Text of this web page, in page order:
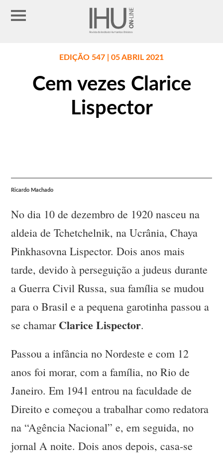
EDIÇÃO 547 | 05 ABRIL 2021
Cem vezes Clarice
Lispector
Ricardo Machado
No dia 10 de dezembro de 1920 nasceu na
aldeia de Tchetchelnik, na Ucrânia, Chaya
Pinkhasovna Lispector. Dois anos mais
tarde, devido à perseguição a judeus durante
a Guerra Civil Russa, sua família se mudou
para o Brasil e a pequena garotinha passou a
se chamar Clarice Lispector.
Passou a infância no Nordeste e com 12
anos foi morar, com a família, no Rio de
Janeiro. Em 1941 entrou na faculdade de
Direito e começou a trabalhar como redatora
na “Agência Nacional” e, em seguida, no
jornal A noite. Dois anos depois, casa-se